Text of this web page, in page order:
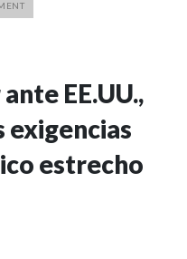
EE.UU.,
exigencias
estrecho